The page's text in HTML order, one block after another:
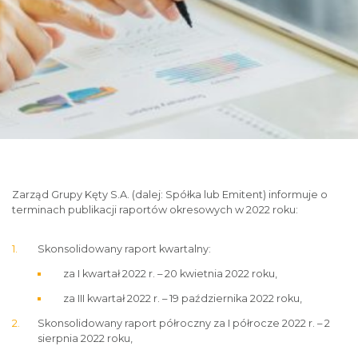
Zarząd Grupy Kęty S.A. (dalej: Spółka lub Emitent) informuje o
terminach publikacji raportów okresowych w 2022 roku:
Skonsolidowany raport kwartalny:
za I kwartał 2022 r. – 20 kwietnia 2022 roku,
za III kwartał 2022 r. – 19 października 2022 roku,
Skonsolidowany raport półroczny za I półrocze 2022 r. – 2
sierpnia 2022 roku,